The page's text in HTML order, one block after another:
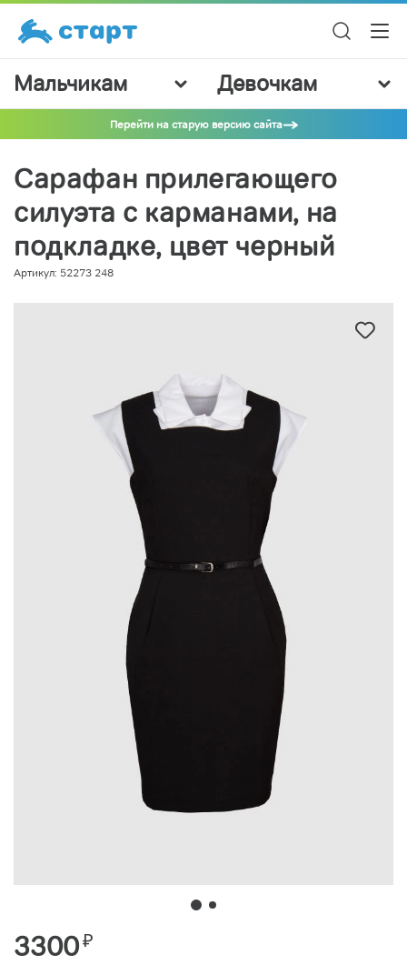
Мальчикам Девочкам
Перейти на старую версию сайта
Сарафан прилегающего
силуэта с карманами, на
подкладке, цвет черный
Артикул: 52273 248
3300₽